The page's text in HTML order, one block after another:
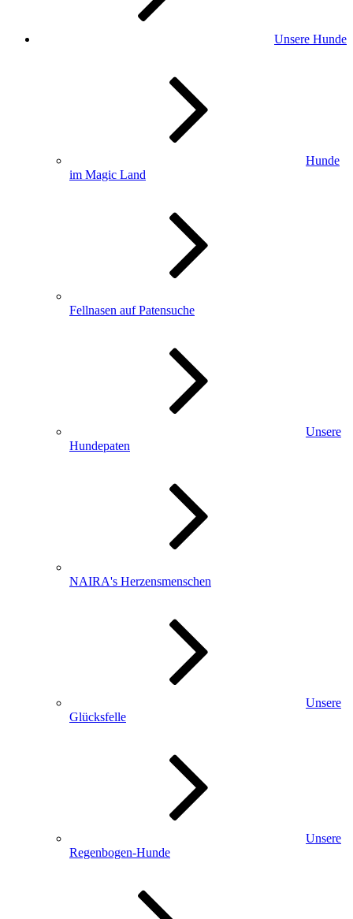
Unsere Hunde
Hunde
im Magic Land
Fellnasen auf Patensuche
Unsere
Hundepaten
NAIRA's Herzensmenschen
Unsere
Glücksfelle
Unsere
Regenbogen-Hunde